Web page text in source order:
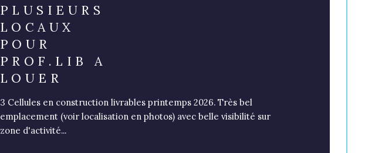
PLUSIEURS
LOCAUX
POUR
PROF.LIB A
LOUER
3 Cellules en construction livrables printemps 2026. Très bel
emplacement (voir localisation en photos) avec belle visibilité sur
zone d'activité...